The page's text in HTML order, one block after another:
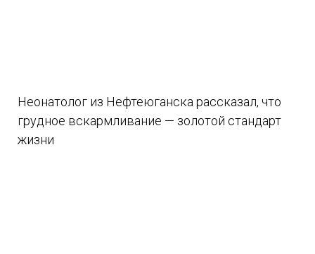
Неонатолог из Нефтеюганска рассказал, что
грудное вскармливание — золотой стандарт
жизни